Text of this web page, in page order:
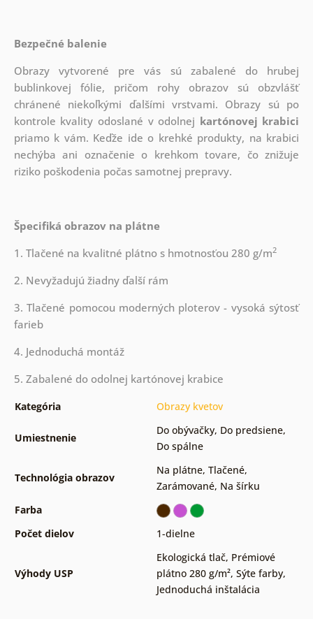
Bezpečné balenie
Obrazy vytvorené pre vás sú zabalené do hrubej
bublinkovej fólie, pričom rohy obrazov sú obzvlášť
chránené niekoľkými ďalšími vrstvami. Obrazy sú po
kontrole kvality odoslané v odolnej kartónovej krabici
priamo k vám. Keďže ide o krehké produkty, na krabici
nechýba ani označenie o krehkom tovare, čo znižuje
riziko poškodenia počas samotnej prepravy.
Špecifiká obrazov na plátne
1. Tlačené na kvalitné plátno s hmotnosťou 280 g/m2
2. Nevyžadujú žiadny ďalší rám
3. Tlačené pomocou moderných ploterov - vysoká sýtosť
farieb
4. Jednoduchá montáž
5. Zabalené do odolnej kartónovej krabice
Kategória Obrazy kvetov
Umiestnenie
Do obývačky, Do predsiene,
Do spálne
Technológia obrazov
Na plátne, Tlačené,
Zarámované, Na šírku
Farba
Počet dielov
1-dielne
Výhody USP
Ekologická tlač, Prémiové
plátno 280 g/m², Sýte farby,
Jednoduchá inštalácia